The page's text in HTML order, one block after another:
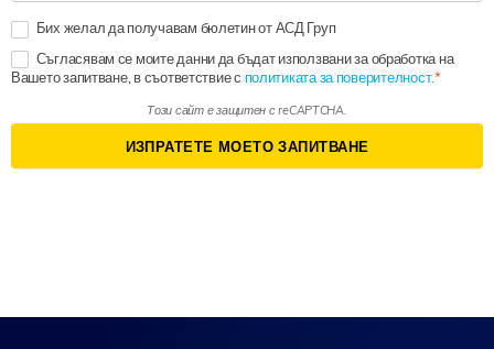
Бих желал да получавам бюлетин от АСД Груп
Съгласявам се моите данни да бъдат използвани за обработка на
Вашето запитване, в съответствие с политиката за поверителност.
Този сайт е защитен с reCAPTCHA.
ИЗПРАТЕТЕ МОЕТО ЗАПИТВАНЕ